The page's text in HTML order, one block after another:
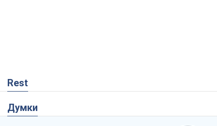
Rest
Думки